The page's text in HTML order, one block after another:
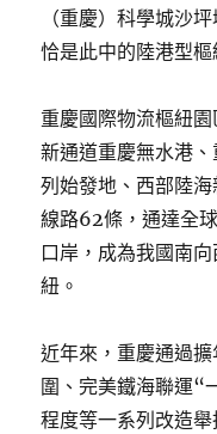
（重慶）科學城沙
恰是此中的陸港型樞
重慶國際物流樞紐
新通道重慶無水港
列始發地、西部陸
線路62條，通達全
口岸，成為我國南
紐。
近年來，重慶通過
圍、完美鐵海聯運“
程度等一系列改造